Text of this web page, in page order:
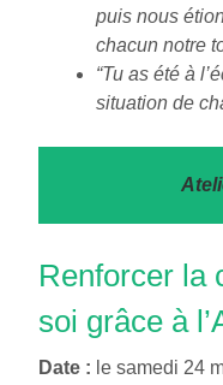
puis nous
chacun notre
“Tu as été à
situation de
Renforcer la
soi grâce à
Date : le samedi 24